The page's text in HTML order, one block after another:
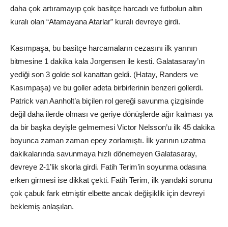
daha çok artıramayıp çok basitçe harcadı ve futbolun altın
kuralı olan “Atamayana Atarlar” kuralı devreye girdi.
Kasımpaşa, bu basitçe harcamaların cezasını ilk yarının
bitmesine 1 dakika kala Jorgensen ile kesti. Galatasaray’ın
yediği son 3 golde sol kanattan geldi. (Hatay, Randers ve
Kasımpaşa) ve bu goller adeta birbirlerinin benzeri gollerdi.
Patrick van Aanholt’a biçilen rol gereği savunma çizgisinde
değil daha ilerde olması ve geriye dönüşlerde ağır kalması ya
da bir başka deyişle gelmemesi Victor Nelsson’u ilk 45 dakika
boyunca zaman zaman epey zorlamıştı. İlk yarının uzatma
dakikalarında savunmaya hızlı dönemeyen Galatasaray,
devreye 2-1’lik skorla girdi. Fatih Terim’in soyunma odasına
erken girmesi ise dikkat çekti. Fatih Terim, ilk yarıdaki sorunu
çok çabuk fark etmiştir elbette ancak değişiklik için devreyi
beklemiş anlaşılan.